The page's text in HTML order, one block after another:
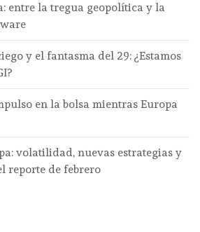
entre la tregua geopolítica y la
y el fantasma del 29: ¿Estamos
en la bolsa mientras Europa
volatilidad, nuevas estrategias y
reporte de febrero